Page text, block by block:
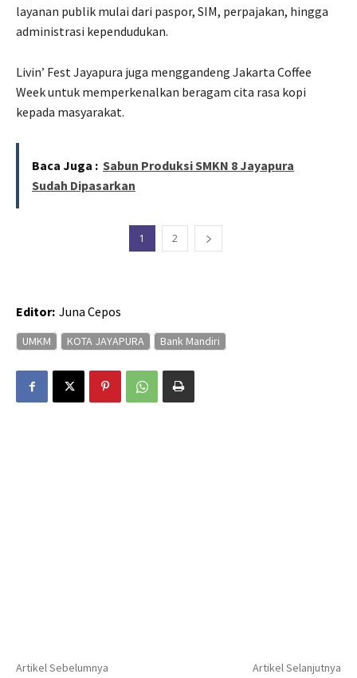
layanan publik mulai dari paspor, SIM, perpajakan, hingga
administrasi kependudukan.
Livin’ Fest Jayapura juga menggandeng Jakarta Coffee
Week untuk memperkenalkan beragam cita rasa kopi
kepada masyarakat.
Baca Juga : Sabun Produksi SMKN 8 Jayapura
Sudah Dipasarkan
1 2
Editor: Juna Cepos
UMKM KOTA JAYAPURA Bank Mandiri
Artikel Sebelumnya Artikel Selanjutnya